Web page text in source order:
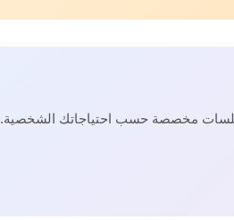
مخصصة حسب احتياجاتك الشخصية.